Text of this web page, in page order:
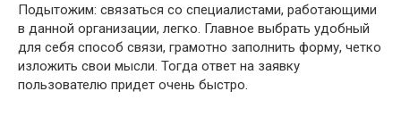
Подытожим: связаться со специалистами, работающими
в данной организации, легко. Главное выбрать удобный
для себя способ связи, грамотно заполнить форму, четко
изложить свои мысли. Тогда ответ на заявку
пользователю придет очень быстро.